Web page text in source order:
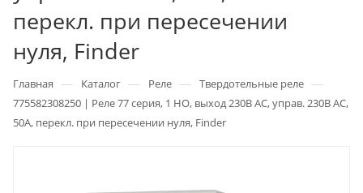
перекл. при пересечении
нуля, Finder
Главная — Каталог — Реле — Твердотельные реле —
775582308250 | Реле 77 серия, 1 НО, выход 230В AC, управ. 230В AC,
50A, перекл. при пересечении нуля, Finder